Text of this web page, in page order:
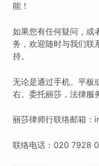
能！
如果您有任何疑问，或
务，欢迎随时与我们联
持。
无论是通过手机、平板
右。委托丽莎，法律服
丽莎律师行联络邮箱
联络电话：020 7928